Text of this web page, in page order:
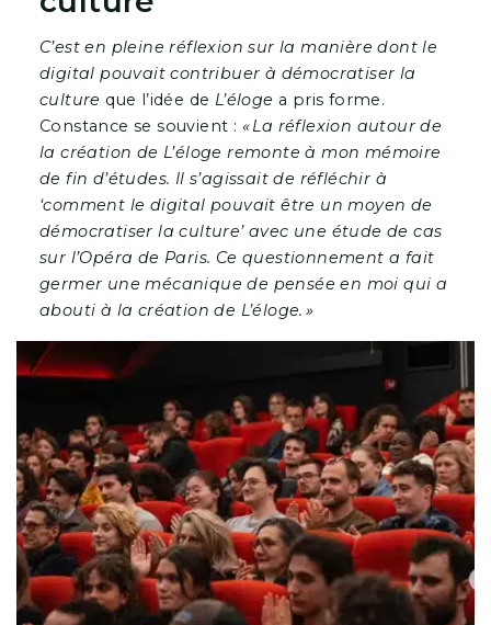
C’est en pleine réflexion sur la manière dont le
digital pouvait contribuer à démocratiser la
culture que l’idée de L’éloge a pris forme.
Constance se souvient : « La réflexion autour de
la création de L’éloge remonte à mon mémoire
de fin d’études. Il s’agissait de réfléchir à
‘comment le digital pouvait être un moyen de
démocratiser la culture’ avec une étude de cas
sur l’Opéra de Paris. Ce questionnement a fait
germer une mécanique de pensée en moi qui a
abouti à la création de L’éloge. »